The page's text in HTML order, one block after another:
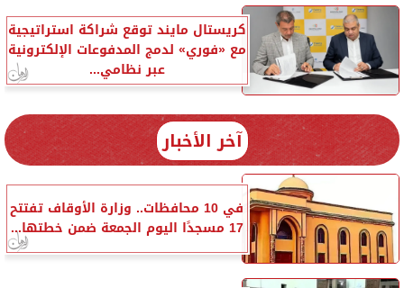
كريستال مايند توقع شراكة استراتيجية
مع «فوري» لدمج المدفوعات الإلكترونية
عبر نظامي...
آخر الأخبار
في 10 محافظات.. وزارة الأوقاف تفتتح
17 مسجدًا اليوم الجمعة ضمن خطتها...